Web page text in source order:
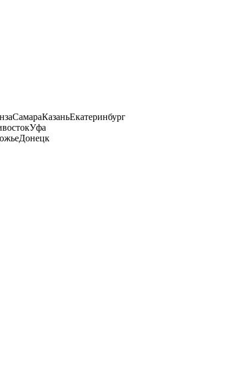
СамараКазаньЕкатеринбург
Уфа
Донецк